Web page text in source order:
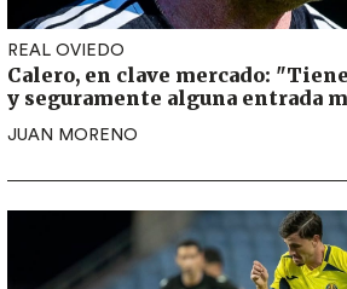
REAL OVIEDO
Calero, en clave mercado:
y seguramente alguna entrada
JUAN MORENO